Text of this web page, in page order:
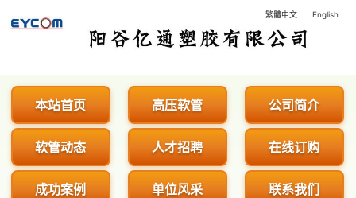
阳谷亿通塑胶有限公司 - 专业生产
繁體中文 English
本站首页 高压软管 公司简介
软管动态 人才招聘 在线订购
成功案例 单位风采 联系我们